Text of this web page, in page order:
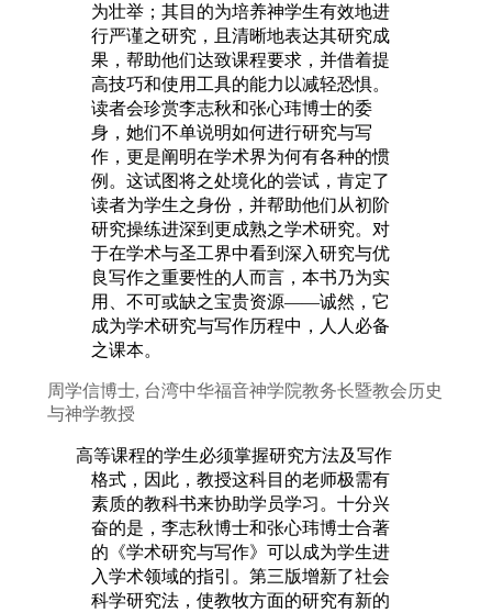
为壮举；其目的为培养神学生有效地进
行严谨之研究，且清晰地表达其研究成
果，帮助他们达致课程要求，并借着提
高技巧和使用工具的能力以减轻恐惧。
读者会珍赏李志秋和张心玮博士的委
身，她们不单说明如何进行研究与写
作，更是阐明在学术界为何有各种的惯
例。这试图将之处境化的尝试，肯定了
读者为学生之身份，并帮助他们从初阶
研究操练进深到更成熟之学术研究。对
于在学术与圣工界中看到深入研究与优
良写作之重要性的人而言，本书乃为实
用、不可或缺之宝贵资源——诚然，它
成为学术研究与写作历程中，人人必备
之课本。
周学信博士, 台湾中华福音神学院教务长暨教会历史
与神学教授
高等课程的学生必须掌握研究方法及写作
格式，因此，教授这科目的老师极需有
素质的教科书来协助学员学习。十分兴
奋的是，李志秋博士和张心玮博士合著
的《学术研究与写作》可以成为学生进
入学术领域的指引。第三版增新了社会
科学研究法，使教牧方面的研究有新的